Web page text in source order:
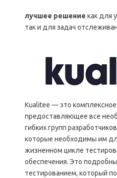
лучшее решение как для
так и для задач
Kualitee — это
предоставляющее все
гибких групп
которые необходимы им
жизненном цикле
обеспечения. Это
тестированием, который